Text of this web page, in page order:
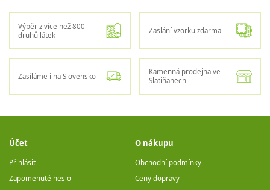
Výběr z více než 800
druhů látek
Zaslání vzorku zdarma
Zasíláme i na Slovensko
Kamenná prodejna ve
Slatiňanech
Účet
Přihlásit
Zapomenuté heslo
O nákupu
Obchodní podmínky
Ceny dopravy